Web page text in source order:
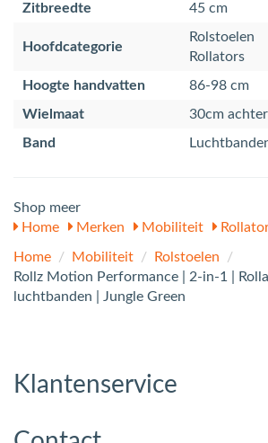
Zitbreedte
45 cm
Hoofdcategorie
Rolstoelen
Rollators
Hoogte handvatten
86-98 cm
Wielmaat
30cm
Band
Shop meer
Home
Merken Mobiliteit
Home / Mobiliteit / Rolstoelen
/
Rollz Motion Performance | 2-in-1 |
luchtbanden | Jungle Green
Klantenservice